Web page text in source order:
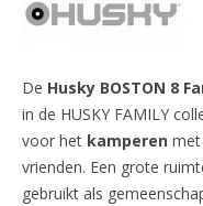
De Husky BOSTON 8
in de HUSKY FAMILY
voor het kamperen
vrienden. Een grote
gebruikt als